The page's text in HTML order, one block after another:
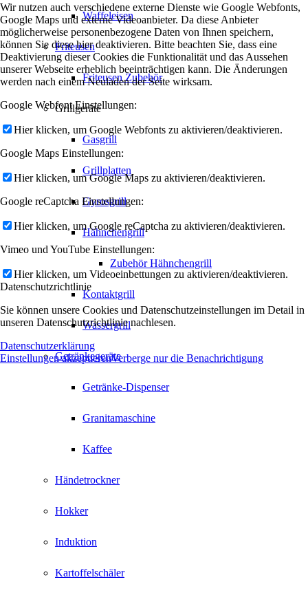
Waffeleisen
Friteusen
Friteusen Zubehör
Grillgeräte
Gasgrill
Grillplatten
Gyrosgrill
Hähnchengrill
Zubehör Hähnchengrill
Kontaktgrill
Wassergrill
Getränkegeräte
Getränke-Dispenser
Granitamaschine
Kaffee
Händetrockner
Hokker
Induktion
Kartoffelschäler
Wir nutzen auch verschiedene externe Dienste wie Google Webfonts,
Google Maps und externe Videoanbieter. Da diese Anbieter
möglicherweise personenbezogene Daten von Ihnen speichern,
können Sie diese hier deaktivieren. Bitte beachten Sie, dass eine
Deaktivierung dieser Cookies die Funktionalität und das Aussehen
unserer Webseite erheblich beeinträchtigen kann. Die Änderungen
werden nach einem Neuladen der Seite wirksam.
Google Webfont Einstellungen:
Hier klicken, um Google Webfonts zu aktivieren/deaktivieren.
Google Maps Einstellungen:
Hier klicken, um Google Maps zu aktivieren/deaktivieren.
Google reCaptcha Einstellungen:
Hier klicken, um Google reCaptcha zu aktivieren/deaktivieren.
Vimeo und YouTube Einstellungen:
Hier klicken, um Videoeinbettungen zu aktivieren/deaktivieren.
Datenschutzrichtlinie
Sie können unsere Cookies und Datenschutzeinstellungen im Detail in
unseren Datenschutzrichtlinie nachlesen.
Datenschutzerklärung
Einstellungen akzeptierenVerberge nur die Benachrichtigung